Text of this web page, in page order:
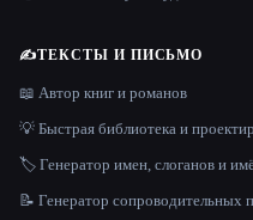
✍️ТЕКСТЫ И ПИСЬМО
📖 Автор книг и романов
💡 Быстрая библиотека и
🏷️ Генератор имен, слоганов и
📝 Генератор сопроводительных